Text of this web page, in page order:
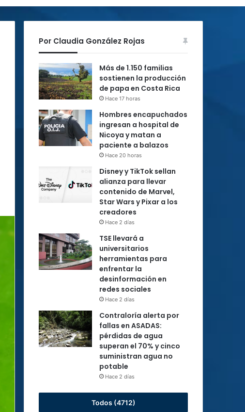
Por Claudia González Rojas
Más de 1.150 familias
sostienen la producción
de papa en Costa Rica
Hace 17 horas
Hombres encapuchados
ingresan a hospital de
Nicoya y matan a
paciente a balazos
Hace 20 horas
Disney y TikTok sellan
alianza para llevar
contenido de Marvel,
Star Wars y Pixar a los
creadores
Hace 2 días
TSE llevará a
universitarios
herramientas para
enfrentar la
desinformación en
redes sociales
Hace 2 días
Contraloría alerta por
fallas en ASADAS:
pérdidas de agua
superan el 70% y cinco
suministran agua no
potable
Hace 2 días
Todos (4712)